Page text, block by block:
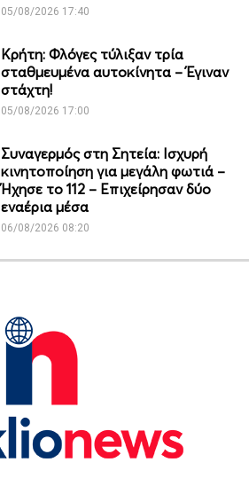
05/08/2026 17:40
Κρήτη: Φλόγες τύλιξαν τρία
σταθμευμένα αυτοκίνητα – Έγιναν
στάχτη!
05/08/2026 17:00
Συναγερμός στη Σητεία: Ισχυρή
κινητοποίηση για μεγάλη φωτιά –
Ήχησε το 112 – Επιχείρησαν δύο
εναέρια μέσα
06/08/2026 08:20